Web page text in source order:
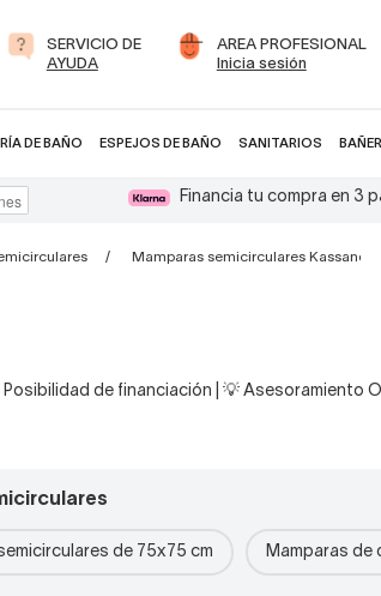
SERVICIO DE
AYUDA
AREA PROFESIONAL
Inicia sesión
DE BAÑO ESPEJOS DE BAÑO SANITARIOS
Financia tu compra en 3
Mamparas semicirculares Kassandra
de financiación | 💡 Asesoramiento
de 75x75 cm Mamparas de